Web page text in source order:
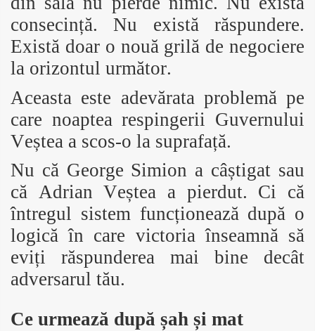
consecință. Nu există răspundere.
Există doar o nouă grilă de negociere
la orizontul următor.
Aceasta este adevărata problemă pe
care noaptea respingerii Guvernului
Veștea a scos-o la suprafață.
Nu că George Simion a câștigat sau
că Adrian Veștea a pierdut. Ci că
întregul sistem funcționează după o
logică în care victoria înseamnă să
eviți răspunderea mai bine decât
adversarul tău.
Ce urmează după șah și mat